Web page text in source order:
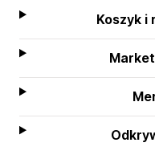
Koszyk i